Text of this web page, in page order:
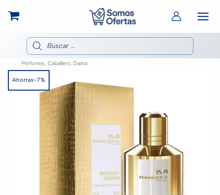
contenido
Búsqueda
de
productos
Perfumes Caballero, Dama
Ahorras-7%